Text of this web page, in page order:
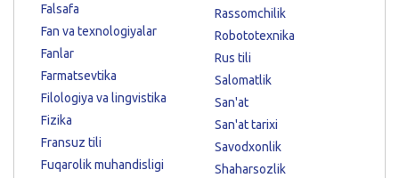
Falsafa
Fan va texnologiyalar
Fanlar
Farmatsevtika
Filologiya va lingvistika
Fizika
Fransuz tili
Fuqarolik muhandisligi
Rassomchilik
Robototexnika
Rus tili
Salomatlik
San'at
San'at tarixi
Savodxonlik
Shaharsozlik